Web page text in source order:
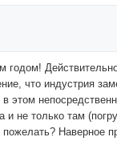
годом!
что индустрия
этом
не только там
пожелать? Наверное